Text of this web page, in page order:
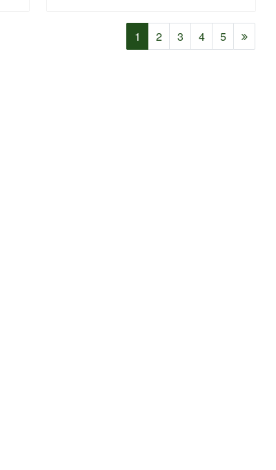
1 2 3 4 5